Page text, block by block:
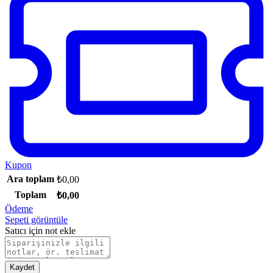
Kupon
Ara toplam ₺0,00
Toplam
₺0,00
Ödeme
Sepeti görüntüle
Satıcı için not ekle
Kaydet